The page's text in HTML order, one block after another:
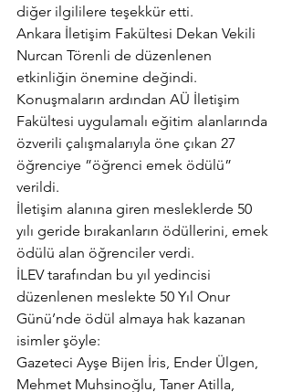
diğer ilgililere teşekkür etti.
Ankara İletişim Fakültesi Dekan Vekili
Nurcan Törenli de düzenlenen
etkinliğin önemine değindi.
Konuşmaların ardından AÜ İletişim
Fakültesi uygulamalı eğitim alanlarında
özverili çalışmalarıyla öne çıkan 27
öğrenciye ”öğrenci emek ödülü”
verildi.
İletişim alanına giren mesleklerde 50
yılı geride bırakanların ödüllerini, emek
ödülü alan öğrenciler verdi.
İLEV tarafından bu yıl yedincisi
düzenlenen meslekte 50 Yıl Onur
Günü’nde ödül almaya hak kazanan
isimler şöyle:
Gazeteci Ayşe Bijen İris, Ender Ülgen,
Mehmet Muhsinoğlu, Taner Atilla,